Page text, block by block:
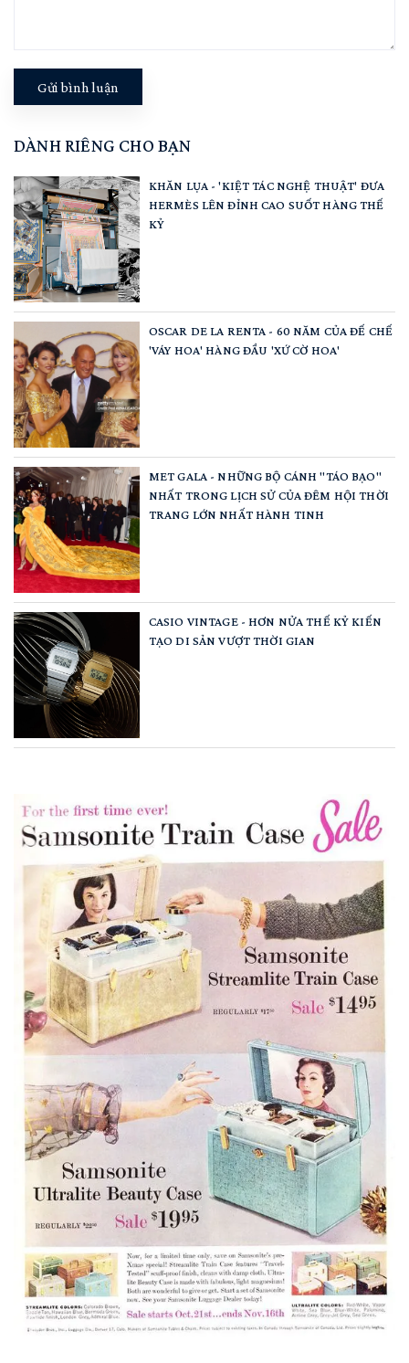
Gửi bình luận
DÀNH RIÊNG CHO BẠN
KHĂN LỤA - 'KIỆT TÁC NGHỆ THUẬT' ĐƯA
HERMÈS LÊN ĐỈNH CAO SUỐT HÀNG THẾ
KỶ
OSCAR DE LA RENTA - 60 NĂM CỦA ĐẾ CHẾ
'VÁY HOA' HÀNG ĐẦU 'XỨ CỜ HOA'
MET GALA - NHỮNG BỘ CÁNH "TÁO BẠO"
NHẤT TRONG LỊCH SỬ CỦA ĐÊM HỘI THỜI
TRANG LỚN NHẤT HÀNH TINH
CASIO VINTAGE - HƠN NỬA THẾ KỶ KIẾN
TẠO DI SẢN VƯỢT THỜI GIAN